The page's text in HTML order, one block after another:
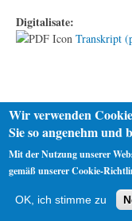
Digitalisate:
Transkript
Wir verwenden
Sie so angenehm und
Mit der Nutzung unserer
gemäß unserer Cookie-
OK, ich stimme zu